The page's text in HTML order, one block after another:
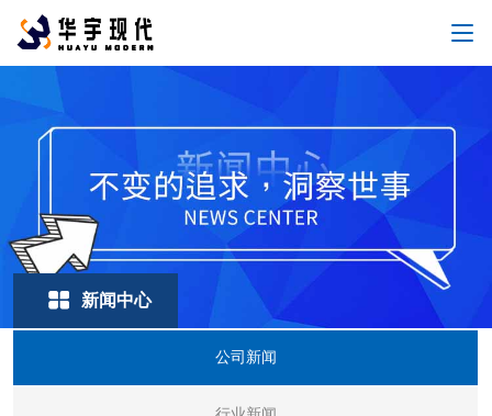
新闻中心
公司新闻